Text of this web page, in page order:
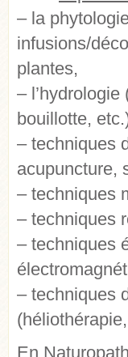
– la
infusions/
plantes,
–
bouillotte,
– techniques
acupuncture,
– techniques
– techniques
– techniques
– techniques
En